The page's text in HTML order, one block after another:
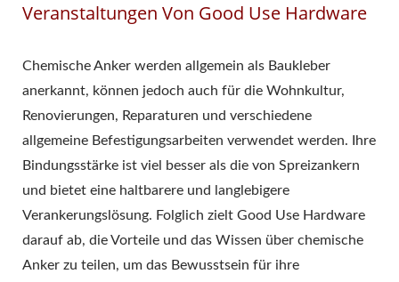
Veranstaltungen Von Good Use Hardware
Chemische Anker werden allgemein als Baukleber
anerkannt, können jedoch auch für die Wohnkultur,
Renovierungen, Reparaturen und verschiedene
allgemeine Befestigungsarbeiten verwendet werden. Ihre
Bindungsstärke ist viel besser als die von Spreizankern
und bietet eine haltbarere und langlebigere
Verankerungslösung. Folglich zielt Good Use Hardware
darauf ab, die Vorteile und das Wissen über chemische
Anker zu teilen, um das Bewusstsein für ihre